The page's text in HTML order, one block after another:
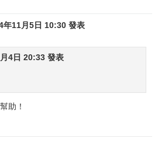
銷許可證和執照。責令停產停業。
者對財產的查封、扣押、凍結等
法律規定的
年11月5日 10:30 發表
4日 20:33 發表
助！